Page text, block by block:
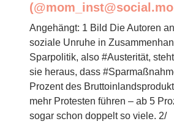
(@
Angehängt: 1 Bild Die Autoren
soziale Unruhe in
Sparpolitik, also #Austerität,
sie heraus, dass
Prozent des
mehr Protesten führen – ab 5
sogar schon doppelt so viele. 2/